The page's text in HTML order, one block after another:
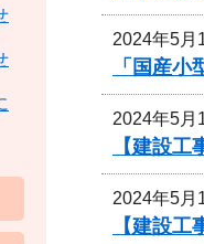
2024年5月
「国産
2024年5月
【建設
2024年5月
【建設